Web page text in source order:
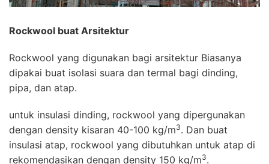
Rockwool buat Arsitektur
Rockwool yang digunakan bagi arsitektur Biasanya
dipakai buat isolasi suara dan termal bagi dinding,
pipa, dan atap.
untuk insulasi dinding, rockwool yang dipergunakan
dengan density kisaran 40-100 kg/m3. Dan buat
insulasi atap, rockwool yang dibutuhkan untuk atap di
rekomendasikan dengan density 150 kg/m3.